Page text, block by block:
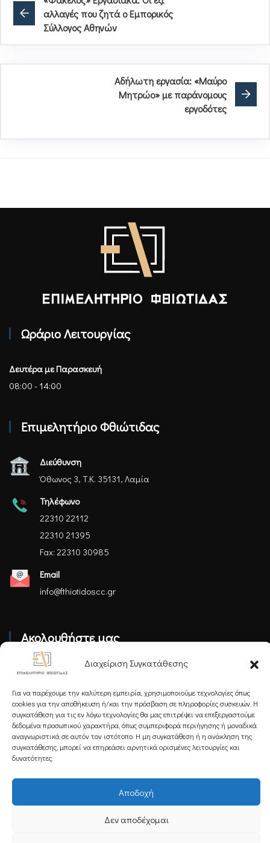
Διαχείριση Συγκατάθεσης
Για να παρέχουμε την καλύτερη εμπειρία, χρησιμοποιούμε τεχνολογίες όπως
cookies για την αποθήκευση ή/και την πρόσβαση σε πληροφορίες συσκευών. Η
συγκατάθεση για τις εν λόγω τεχνολογίες θα μας επιτρέψει να επεξεργαστούμε
δεδομένα προσωπικού χαρακτήρα, όπως συμπεριφορά περιήγησης ή μοναδικά
αναγνωριστικά σε αυτόν τον ιστότοπο. Η μη συγκατάθεση ή η ανάκληση της
συγκατάθεσης, μπορεί να επηρεάσει αρνητικά ορισμένες λειτουργίες και
δυνατότητες.
Αποδοχή
Δεν αποδέχομαι
αλλαγές που ζητά ο Εμπορικός
Σύλλογος Αθηνών
Αδήλωτη εργασία: «Μαύρο
Μητρώο» με παράνομους
εργοδότες
Ωράριο Λειτουργίας
Δευτέρα με Παρασκευή
08:00 - 14:00
Επιμελητήριο Φθιώτιδας
Διεύθυνση
Όθωνος 3, Τ.Κ. 35131, Λαμία
Τηλέφωνο
22310 22112
22310 21395
Fax: 22310 30985
Email
info@fthiotidoscc.gr
Ακολουθήστε μας
Εγγραφείτε στο Newsletter μας